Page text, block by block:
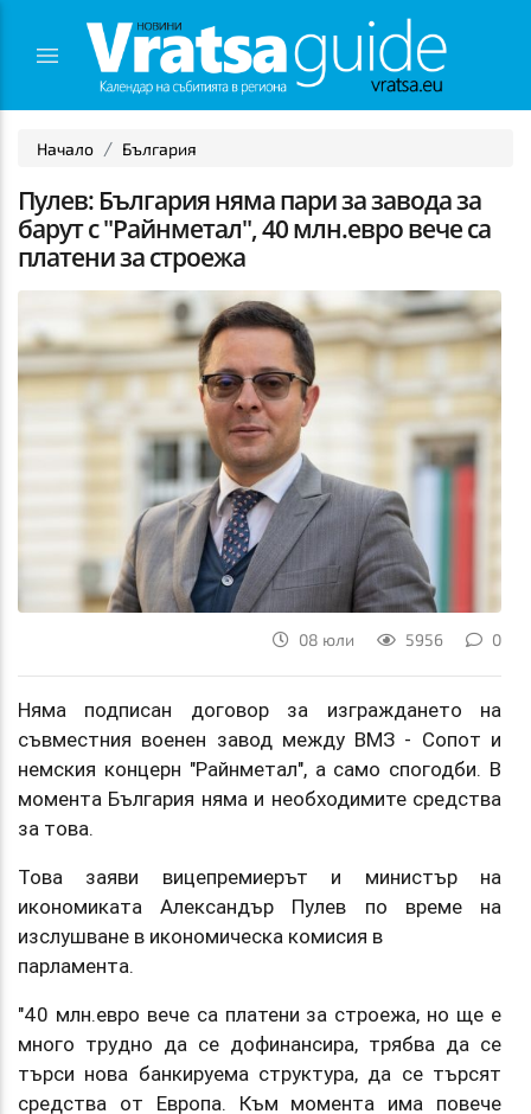
Начало България
Пулев: България няма пари за завода за
барут с "Райнметал", 40 млн.евро вече са
платени за строежа
08 юли 5956 0
Няма подписан договор за изграждането на
съвместния военен завод между ВМЗ - Сопот и
немския концерн "Райнметал", а само спогодби. В
момента България няма и необходимите средства
за това.
Това заяви вицепремиерът и министър на
икономиката Александър Пулев по време на
изслушване в икономическа комисия в
парламента.
"40 млн.евро вече са платени за строежа, но ще е
много трудно да се дофинансира, трябва да се
търси нова банкируема структура, да се търсят
средства от Европа. Към момента има повече